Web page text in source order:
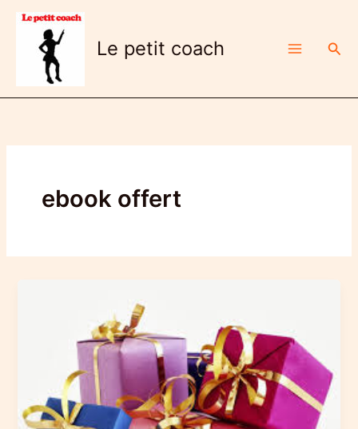
Aller
contenu
Le petit coach
ebook offert